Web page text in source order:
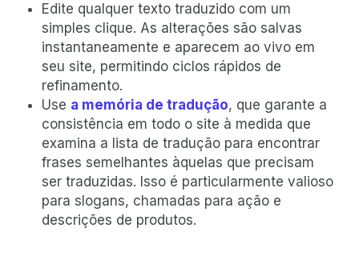
Edite qualquer texto traduzido com um
simples clique. As alterações são salvas
instantaneamente e aparecem ao vivo em
seu site, permitindo ciclos rápidos de
refinamento.
Use a memória de tradução, que garante a
consistência em todo o site à medida que
examina a lista de tradução para encontrar
frases semelhantes àquelas que precisam
ser traduzidas. Isso é particularmente valioso
para slogans, chamadas para ação e
descrições de produtos.